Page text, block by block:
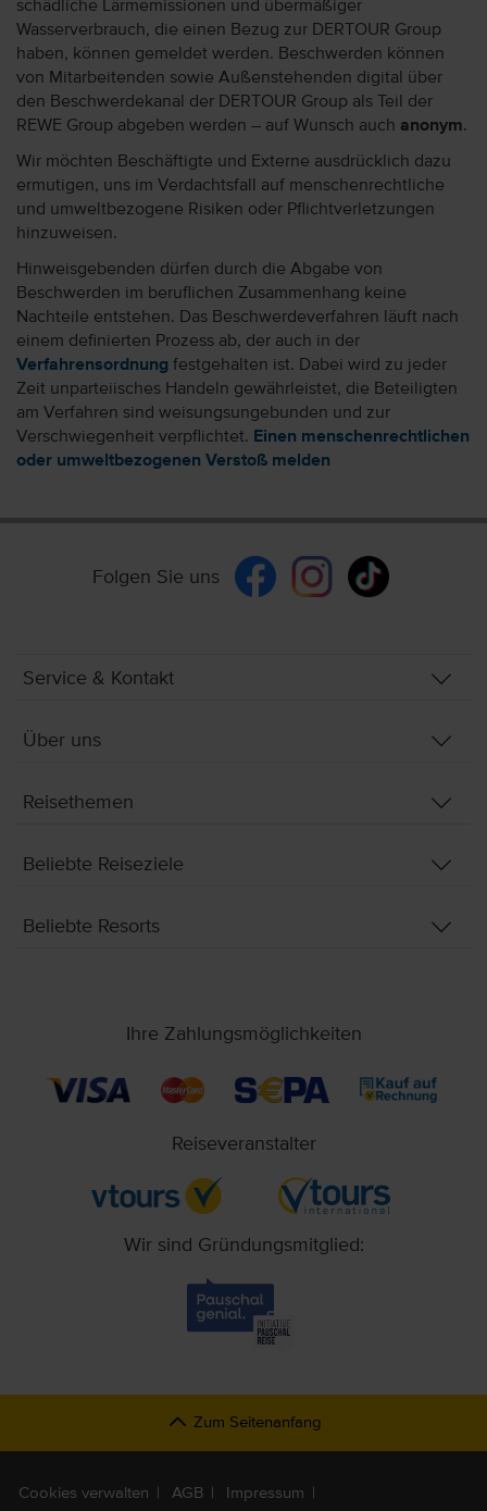
schädliche Lärmemissionen und übermäßiger
Wasserverbrauch, die einen Bezug zur DERTOUR Group
haben, können gemeldet werden. Beschwerden können
von Mitarbeitenden sowie Außenstehenden digital über
den Beschwerdekanal der DERTOUR Group als Teil der
REWE Group abgeben werden – auf Wunsch auch anonym.
Wir möchten Beschäftigte und Externe ausdrücklich dazu
ermutigen, uns im Verdachtsfall auf menschenrechtliche
und umweltbezogene Risiken oder Pflichtverletzungen
hinzuweisen.
Hinweisgebenden dürfen durch die Abgabe von
Beschwerden im beruflichen Zusammenhang keine
Nachteile entstehen. Das Beschwerdeverfahren läuft nach
einem definierten Prozess ab, der auch in der
Verfahrensordnung festgehalten ist. Dabei wird zu jeder
Zeit unparteiisches Handeln gewährleistet, die Beteiligten
am Verfahren sind weisungsungebunden und zur
Verschwiegenheit verpflichtet. Einen menschenrechtlichen
oder umweltbezogenen Verstoß melden
Folgen Sie uns
Service & Kontakt
Über uns
Reisethemen
Beliebte Reiseziele
Beliebte Resorts
Ihre Zahlungsmöglichkeiten
Reiseveranstalter
Wir sind Gründungsmitglied:
Zum Seitenanfang
Cookies verwalten AGB Impressum